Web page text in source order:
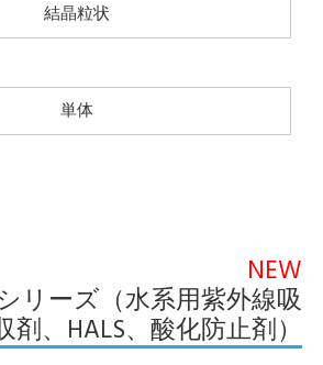
結晶粒状
単体
NEW
リーズ（水系用紫外線吸
剤、HALS、酸化防止剤）